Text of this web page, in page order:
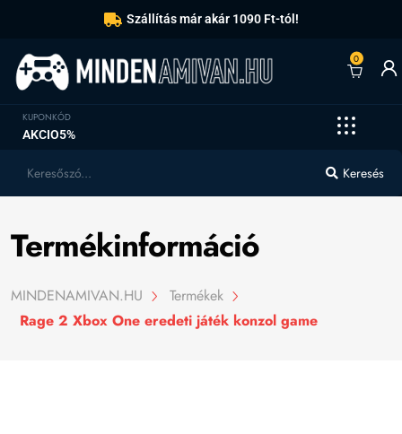
Szállítás már akár 1090 Ft-tól!
0
KUPONKÓD
AKCIO5%
Keresés
Termékinformáció
MINDENAMIVAN.HU
Termékek
Rage 2 Xbox One eredeti játék konzol game